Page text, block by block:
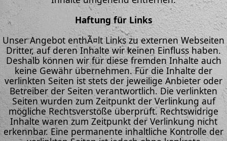
Haftung für Links
Unser Angebot enthÃ¤lt Links zu externen Webseiten
Dritter, auf deren Inhalte wir keinen Einfluss haben.
Deshalb können wir für diese fremden Inhalte auch
keine Gewähr übernehmen. Für die Inhalte der
verlinkten Seiten ist stets der jeweilige Anbieter oder
Betreiber der Seiten verantwortlich. Die verlinkten
Seiten wurden zum Zeitpunkt der Verlinkung auf
mögliche Rechtsverstöße überprüft. Rechtswidrige
Inhalte waren zum Zeitpunkt der Verlinkung nicht
erkennbar. Eine permanente inhaltliche Kontrolle der